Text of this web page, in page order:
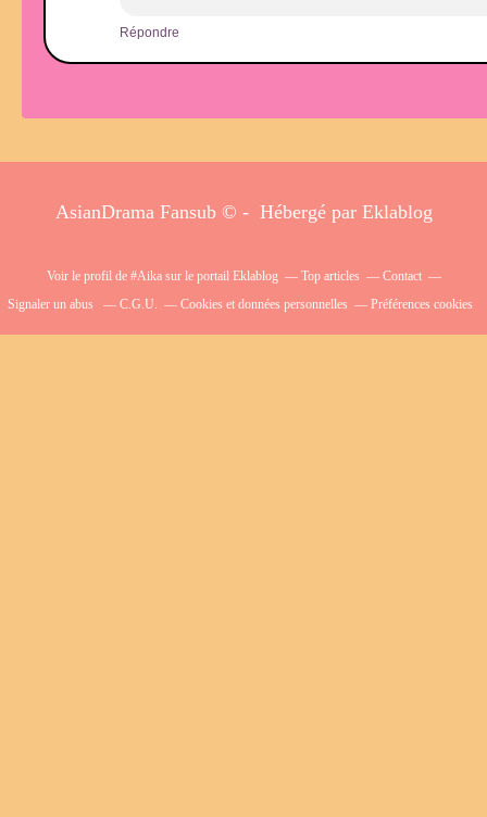
Répondre
AsianDrama Fansub © - Hébergé par Eklablog
Voir le profil de #Aikasur le portail Eklablog Top articles
Contact
Signaler un abus
C.G.U. Cookies et données personnelles Préférences cookies